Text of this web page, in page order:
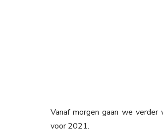
Vanaf morgen gaan we
voor 2021.